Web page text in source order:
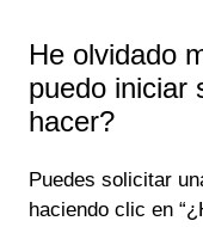
He olvidado
puedo iniciar
hacer?
Puedes solicitar
haciendo clic en